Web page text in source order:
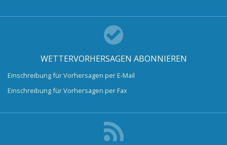
WETTERVORHERSAGEN ABONNIEREN
Einschreibung für Vorhersagen per E-Mail
Einschreibung für Vorhersagen per Fax